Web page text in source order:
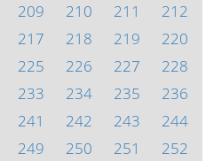
209 210 211
212
217 218 219
220
225 226 227
228
233 234 235
236
241 242 243
244
249 250 251
252